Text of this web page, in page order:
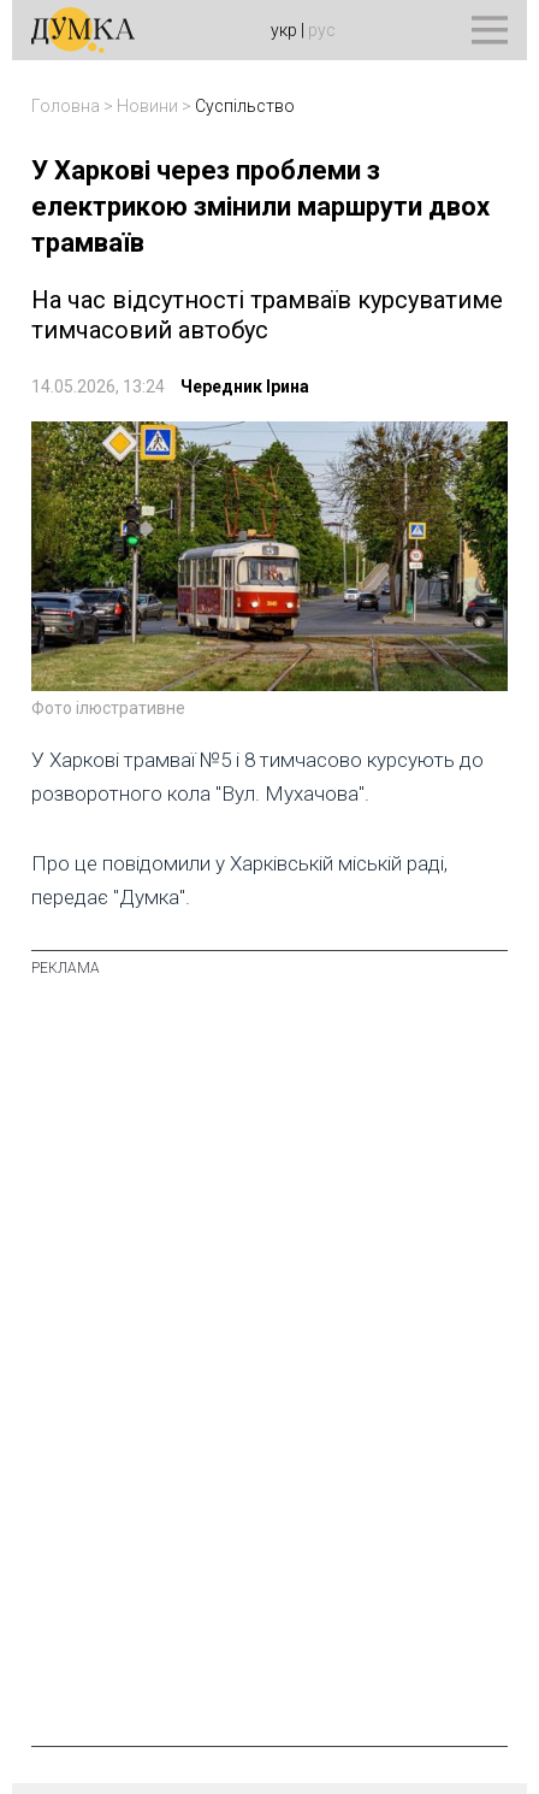
укр рус
Головна > Новини > Суспільство
У Харкові через проблеми з
електрикою змінили маршрути двох
трамваїв
На час відсутності трамваїв курсуватиме
тимчасовий автобус
14.05.2026, 13:24 Чередник Ірина
Фото ілюстративне
У Харкові трамваї №5 і 8 тимчасово курсують до
розворотного кола "Вул. Мухачова".
Про це повідомили у Харківській міській раді,
передає "Думка".